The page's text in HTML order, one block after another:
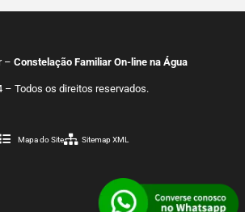
– Constelação Familiar On-line na Água
– Todos os direitos reservados.
Mapa do Site Sitemap XML